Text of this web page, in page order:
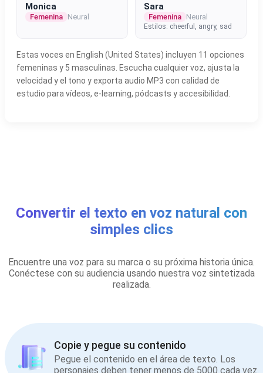
Monica
Femenina Neural
Sara
Femenina Neural
Estilos: cheerful, angry, sad
Estas voces en English (United States) incluyen 11 opciones
femeninas y 5 masculinas. Escucha cualquier voz, ajusta la
velocidad y el tono y exporta audio MP3 con calidad de
estudio para vídeos, e-learning, pódcasts y accesibilidad.
Convertir el texto en voz natural con
simples clics
Encuentre una voz para su marca o su próxima historia única.
Conéctese con su audiencia usando nuestra voz sintetizada
realizada.
Copie y pegue su contenido
Pegue el contenido en el área de texto. Los
personajes deben tener menos de 5000 cada vez.